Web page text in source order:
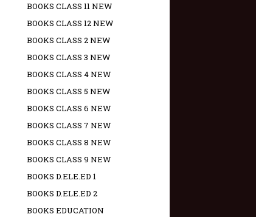
BOOKS CLASS 11 NEW
BOOKS CLASS 12 NEW
BOOKS CLASS 2 NEW
BOOKS CLASS 3 NEW
BOOKS CLASS 4 NEW
BOOKS CLASS 5 NEW
BOOKS CLASS 6 NEW
BOOKS CLASS 7 NEW
BOOKS CLASS 8 NEW
BOOKS CLASS 9 NEW
BOOKS D.ELE.ED 1
BOOKS D.ELE.ED 2
BOOKS EDUCATION